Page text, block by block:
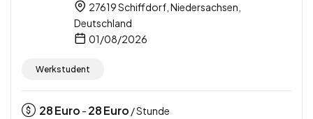
27619 Schiffdorf, Niedersachsen,
Deutschland
01/08/2026
Werkstudent
28Euro - 28Euro / Stunde